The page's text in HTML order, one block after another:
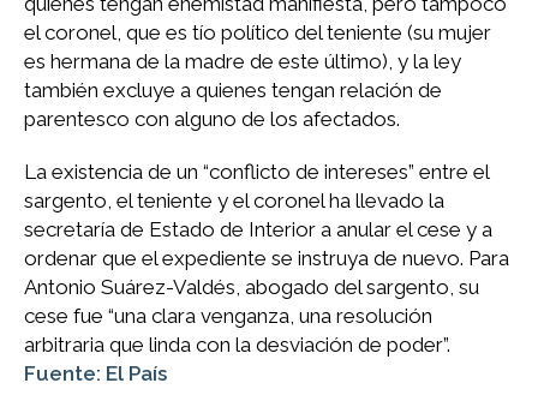
el coronel, que es tío político del teniente (su mujer
es hermana de la madre de este último), y la ley
también excluye a quienes tengan relación de
parentesco con alguno de los afectados.
La existencia de un “conflicto de intereses” entre el
sargento, el teniente y el coronel ha llevado la
secretaría de Estado de Interior a anular el cese y a
ordenar que el expediente se instruya de nuevo. Para
Antonio Suárez-Valdés, abogado del sargento, su
cese fue “una clara venganza, una resolución
arbitraria que linda con la desviación de poder”.
Fuente: El País